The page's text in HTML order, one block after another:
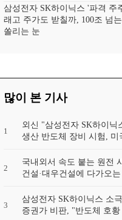
삼성전자 SK하이닉스 '파격 주
래고 주가도 받칠까, 100조 넘
쏠리는 눈
많이 본 기사
1
외신 "삼성전자 SK하이닉
생산 반도체 장비 시험, 미
2
국내외서 속도 붙는 원전
건설·대우건설에 다가오
3
삼성전자 SK하이닉스 소
증권가 비판, "반도체 호